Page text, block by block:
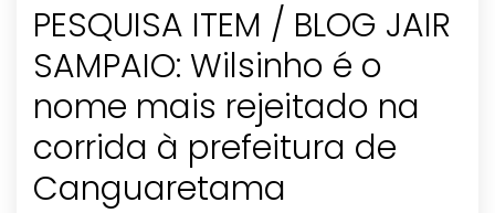
PESQUISA ITEM / BLOG JAIR
SAMPAIO: Wilsinho é o
nome mais rejeitado na
corrida à prefeitura de
Canguaretama